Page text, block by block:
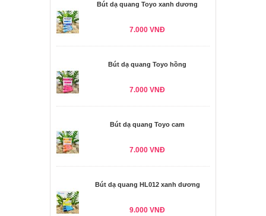
Bút dạ quang Toyo xanh dương
7.000 VNĐ
Bút dạ quang Toyo hồng
7.000 VNĐ
Bút dạ quang Toyo cam
7.000 VNĐ
Bút dạ quang HL012 xanh dương
9.000 VNĐ